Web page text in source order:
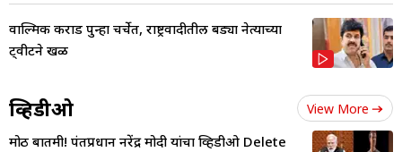
वाल्मिक कराड पुन्हा चर्चेत, राष्ट्रवादीतील बड्या नेत्याच्या
ट्वीटने खळ
व्हिडीओ View More
मोठी बातमी! पंतप्रधान नरेंद्र मोदी यांचा व्हिडीओ Delete